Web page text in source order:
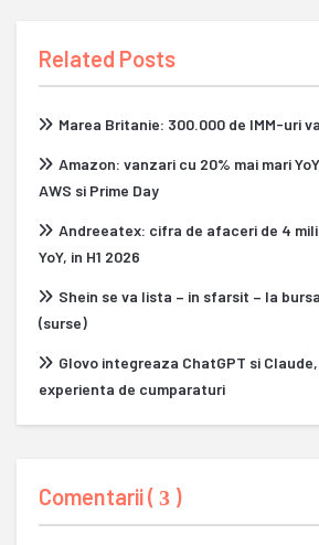
Related Posts
Marea Britanie: 300.000 de IMM-uri
Amazon: vanzari cu 20% mai mari
AWS si Prime Day
Andreeatex: cifra de afaceri de 4
YoY, in H1 2026
Shein se va lista – in sfarsit – la
(surse)
Glovo integreaza ChatGPT si
experienta de cumparaturi
Comentarii ( 3 )